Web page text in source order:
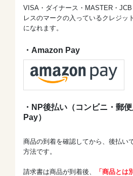
VISA・ダイナース・MASTER・
レスのマークの入っているクレジッ
になれます。
・Amazon Pay
・NP後払い（コンビニ・郵
Pay）
商品の到着を確認してから、後払い
方法です。
請求書は商品が到着後、 「商品とは